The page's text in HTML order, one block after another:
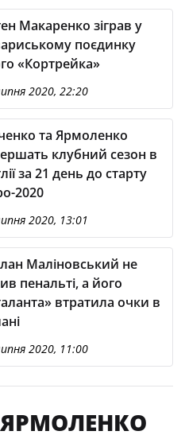
Макаренко зіграв у
поєдинку
«Кортрейка»
2020, 22:20
та Ярмоленко
клубний сезон в
за 21 день до старту
2020
2020, 13:01
Маліновський не
пенальті, а його
втратила очки в
2020, 11:00
ЯРМОЛЕНКО